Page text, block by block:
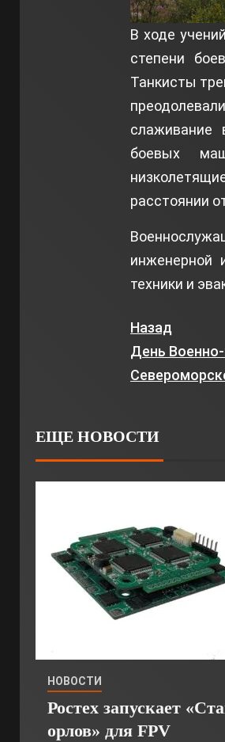
В ходе
степени
Танкисты
слаживание
боевых
расстоянии
инженерной
техники и
Назад
День
ЕЩЕ НОВОСТИ
НОВОСТИ
Ростех запускает
орлов» для FPV